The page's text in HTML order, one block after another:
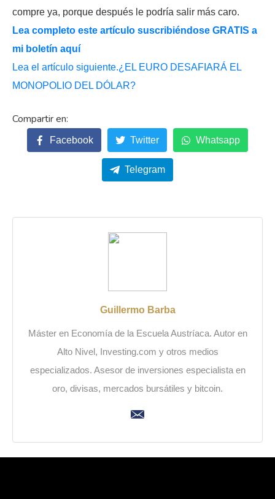
compre ya, porque después le podría salir más caro.
Lea completo este artículo suscribiéndose GRATIS a
mi boletín aquí
Lea el artículo siguiente.¿EL EURO DESAFIARÁ EL
MONOPOLIO DEL DÓLAR?
Facebook Twitter Whatsapp
Telegram
Guillermo Barba
Máster en Economía de la Escuela Austríaca. Autor en
Alto Nivel, Investing.com y otros medios
especializados. Asesor de inversiones especialista en
oro, divisas, mercados bursátiles y bitcoin.